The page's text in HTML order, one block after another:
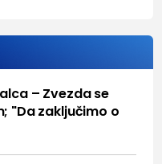
– Zvezda se
"Da zaključimo o